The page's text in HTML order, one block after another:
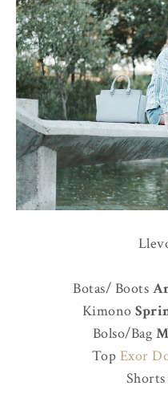
Botas/ Boots
Kimono
Bolso/Bag
Top Exor
Shorts